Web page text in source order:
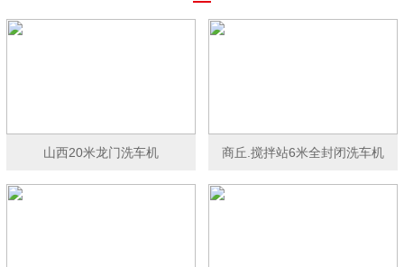
山西20米龙门洗车机 商丘.搅拌站6米全封闭洗车机